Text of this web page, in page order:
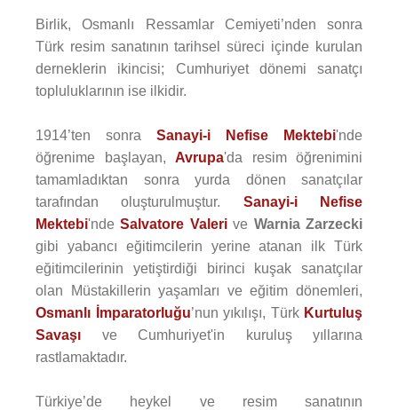
Birlik, Osmanlı Ressamlar Cemiyeti’nden sonra
Türk resim sanatının tarihsel süreci içinde kurulan
derneklerin ikincisi; Cumhuriyet dönemi sanatçı
topluluklarının ise ilkidir.
1914’ten sonra Sanayi-i Nefise Mektebi'nde
öğrenime başlayan, Avrupa'da resim öğrenimini
tamamladıktan sonra yurda dönen sanatçılar
tarafından oluşturulmuştur. Sanayi-i Nefise
Mektebi'ndeSalvatore Valerive Warnia Zarzecki
gibi yabancı eğitimcilerin yerine atanan ilk Türk
eğitimcilerinin yetiştirdiği birinci kuşak sanatçılar
olan Müstakillerin yaşamları ve eğitim dönemleri,
Osmanlı İmparatorluğu’nun yıkılışı, Türk Kurtuluş
Savaşı ve Cumhuriyet'in kuruluş yıllarına
rastlamaktadır.
Türkiye’de heykel ve resim sanatının